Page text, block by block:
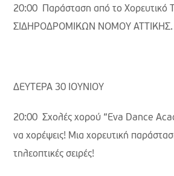
20:00 Παράσταση από το Χορευτικό
ΣΙΔΗΡΟΔΡΟΜΙΚΩΝ ΝΟΜΟΥ ΑΤΤΙΚΗΣ.
ΔΕΥΤΕΡΑ 30 ΙΟΥΝΙΟΥ
20:00 Σχολές χορού “Eva Dance
να χορέψεις! Μια χορευτική
τηλεοπτικές σειρές!